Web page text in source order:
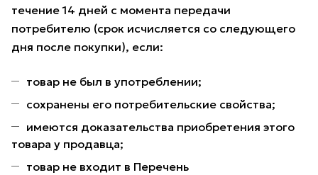
течение 14 дней с момента передачи
потребителю (срок исчисляется со следующего
дня после покупки), если:
товар не был в употреблении;
сохранены его потребительские свойства;
имеются доказательства приобретения этого
товара у продавца;
товар не входит в Перечень